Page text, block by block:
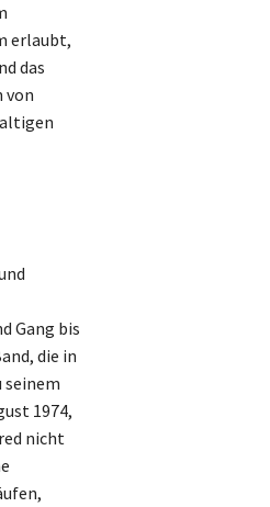
erlaubt,
das
von
Gang bis
die in
seinem
1974,
nicht